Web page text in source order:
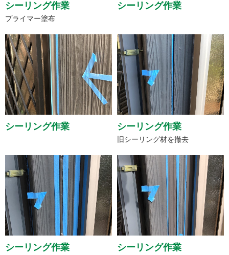
シーリング作業
プライマー塗布
シーリング作業
シーリング作業 シーリング作業
旧シーリング材を撤去
シーリング作業 シーリング作業